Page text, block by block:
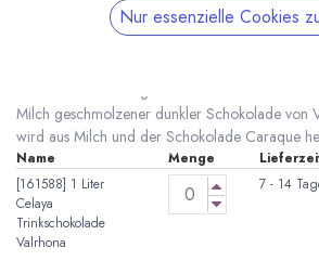
Celaya Trinkschokolade von
(0 Rezension)
Eine der besten fertig zubereiteten
Milch geschmolzener dunkler Schokolade von
wird aus Milch und der Schokolade Caraque
Name Menge
[161588] 1 Liter
Celaya
Trinkschokolade
Valrhona
7 - 14
Nur essenzielle Cookies